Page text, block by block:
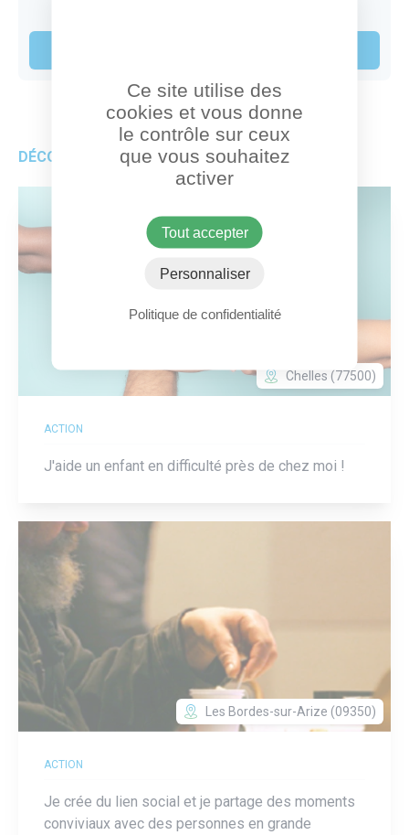
DÉCOUVREZ AUSSI
Chelles (77500)
ACTION
J'aide un enfant en difficulté près de chez moi !
Les Bordes-sur-Arize (09350)
ACTION
Je crée du lien social et je partage des moments
conviviaux avec des personnes en grande
Ce site utilise des
cookies et vous donne
le contrôle sur ceux
que vous souhaitez
activer
Tout accepter
Personnaliser
Politique de confidentialité